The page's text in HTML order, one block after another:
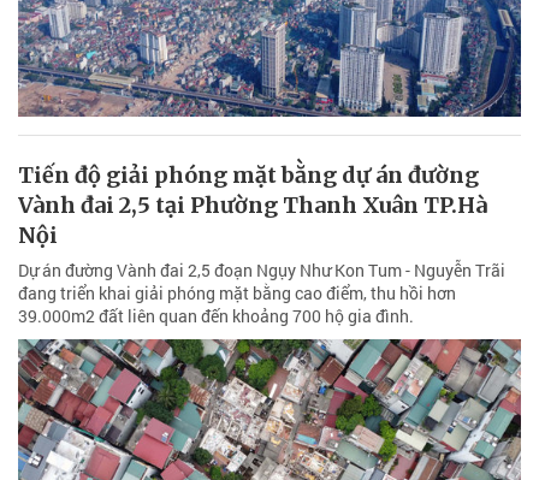
Tiến độ giải phóng mặt bằng dự án đường
Vành đai 2,5 tại Phường Thanh Xuân TP.Hà
Nội
Dự án đường Vành đai 2,5 đoạn Ngụy Như Kon Tum - Nguyễn Trãi
đang triển khai giải phóng mặt bằng cao điểm, thu hồi hơn
39.000m2 đất liên quan đến khoảng 700 hộ gia đình.